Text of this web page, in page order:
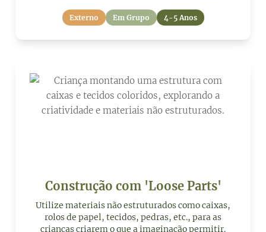
Externo Em Grupo 4-5 Anos
Construção com 'Loose Parts'
Utilize materiais não estruturados como caixas,
rolos de papel, tecidos, pedras, etc., para as
crianças criarem o que a imaginação permitir.